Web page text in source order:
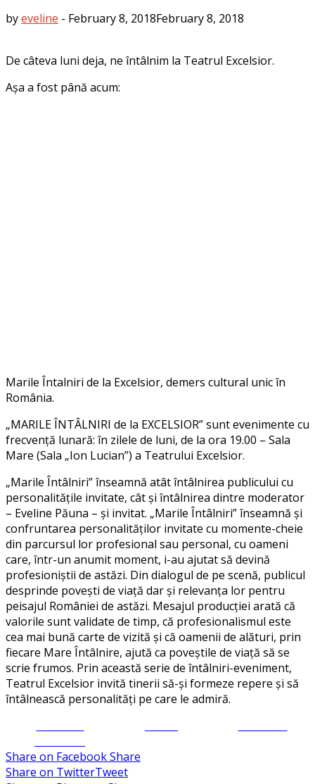
byeveline - February 8, 2018February 8, 2018
De câteva luni deja, ne întâlnim la Teatrul Excelsior.
Așa a fost până acum:
Marile Întalniri de la Excelsior, demers cultural unic în
România.
„MARILE ÎNTÂLNIRI de la EXCELSIOR” sunt evenimente cu
frecvență lunară: în zilele de luni, de la ora 19.00 – Sala
Mare (Sala „Ion Lucian”) a Teatrului Excelsior.
„Marile Întâlniri” înseamnă atât întâlnirea publicului cu
personalitățile invitate, cât și întâlnirea dintre moderator
– Eveline Păuna – și invitat. „Marile Întâlniri” înseamnă și
confruntarea personalităților invitate cu momente-cheie
din parcursul lor profesional sau personal, cu oameni
care, într-un anumit moment, i-au ajutat să devină
profesioniștii de astăzi. Din dialogul de pe scenă, publicul
desprinde povești de viață dar și relevanța lor pentru
peisajul României de astăzi. Mesajul producției arată că
valorile sunt validate de timp, că profesionalismul este
cea mai bună carte de vizită și că oamenii de alături, prin
fiecare Mare Întâlnire, ajută ca poveștile de viață să se
scrie frumos. Prin această serie de întâlniri-eveniment,
Teatrul Excelsior invită tinerii să-și formeze repere și să
întâlnească personalități pe care le admiră.
Share on FacebookShare
Share on TwitterTweet